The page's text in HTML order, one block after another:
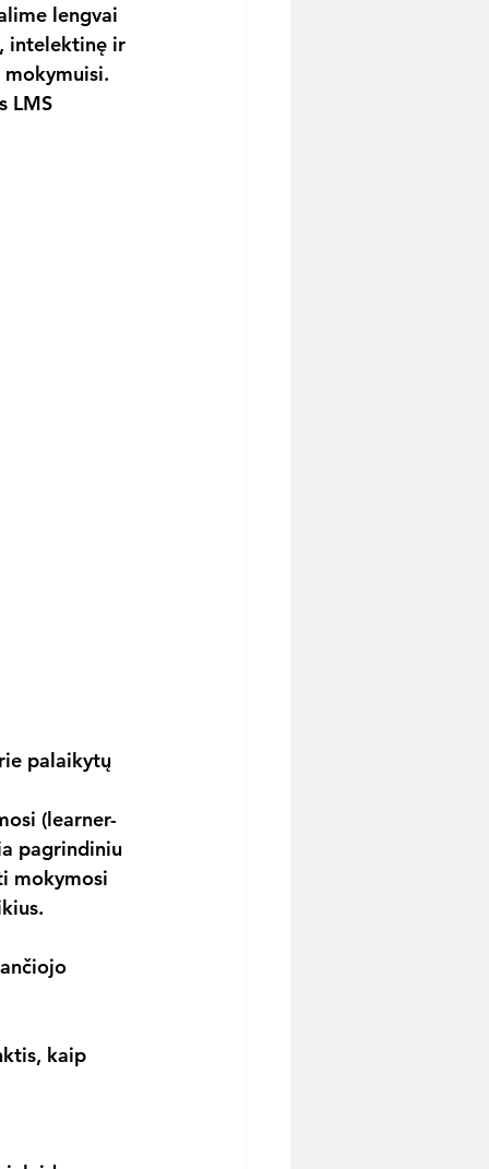
lengvai
intelektinę ir
LMS
palaikytų
(learner-
pagrindiniu
mokymosi
kaip